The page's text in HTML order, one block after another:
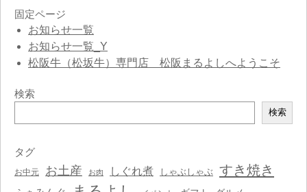
固定ページ
お知らせ一覧
お知らせ一覧_Y
松阪牛（松坂牛）専門店 松阪まるよしへようこそ
検索
索
検索
タグ
お中元 お土産 お肉 しぐれ煮 しゃぶしゃぶ すき焼き